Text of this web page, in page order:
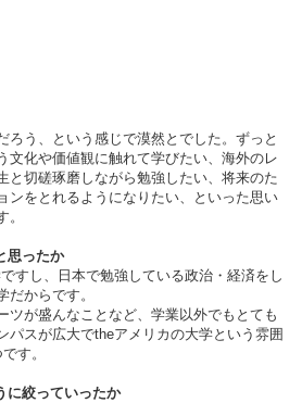
ろう、という感じで漠然とでした。ずっと
文化や価値観に触れて学びたい、海外のレ
と切磋琢磨しながら勉強したい、将来のた
ンをとれるようになりたい、といった思い
思ったか
すし、日本で勉強している政治・経済をし
だからです。
ツが盛んなことなど、学業以外でもとても
パスが広大でtheアメリカの大学という雰囲
す。
に絞っていったか